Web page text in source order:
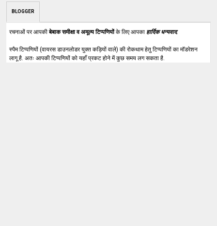
BLOGGER
रचनाओं पर आपकीबेबाक समीक्षा व अमूल्य टिप्पणियोंके लिए आपका हार्दिक धन्यवाद.
स्पैम टिप्पणियों (वायरस डाउनलोडर युक्त कड़ियों वाले) की रोकथाम हेतु टिप्पणियों का मॉडरेशन
लागू है. अतः आपकी टिप्पणियों को यहाँ प्रकट होने में कुछ समय लग सकता है.